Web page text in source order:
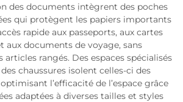
des documents intègrent des poches
qui protègent les papiers importants
rapide aux passeports, aux cartes
aux documents de voyage, sans
rangés. Des espaces spécialisés
chaussures isolent celles-ci des
l’efficacité de l’espace grâce
adaptées à diverses tailles et styles